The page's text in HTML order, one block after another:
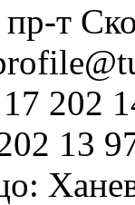
пр-т
202
13